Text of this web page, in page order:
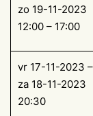
zo 19-11-2023
12:00 – 17:00
vr 17-11-2023 –
za 18-11-2023
20:30